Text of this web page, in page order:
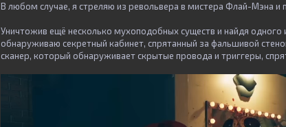
В любом случае, я стреляю из револьвера в мистера Флай-Мэна и
Уничтожив ещё несколько мухоподобных существ и найдя
обнаруживаю секретный кабинет, спрятанный за фальшивой
сканер, который обнаруживает скрытые провода и триггеры,